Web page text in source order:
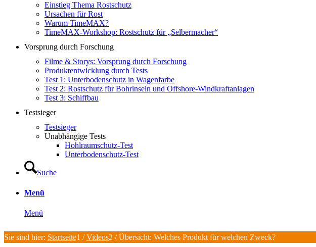
Einstieg Thema Rostschutz
Ursachen für Rost
Warum TimeMAX?
TimeMAX-Workshop: Rostschutz für „Selbermacher“
Vorsprung durch Forschung
Filme & Storys: Vorsprung durch Forschung
Produktentwicklung durch Tests
Test 1: Unterbodenschutz in Wagenfarbe
Test 2: Rostschutz für Bohrinseln und Offshore-Windkraftanlagen
Test 3: Schiffbau
Testsieger
Testsieger
Unabhängige Tests
Hohlraumschutz-Test
Unterbodenschutz-Test
Suche
Menü
Menü
Sie sind hier: Startseite1 / Videos2 / Übersicht: Welches Produkt für welchen Zweck?